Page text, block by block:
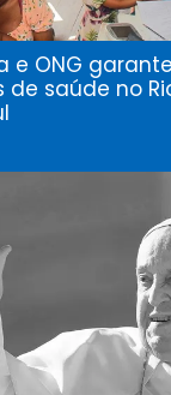
e ONG
saúde no